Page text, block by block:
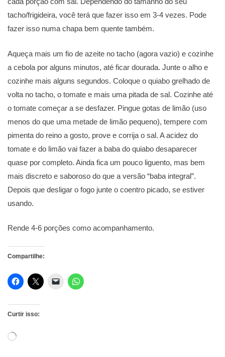
tacho/frigideira, você terá que fazer isso em 3-4 vezes. Pode
fazer isso numa chapa bem quente também.
Aqueça mais um fio de azeite no tacho (agora vazio) e cozinhe
a cebola por alguns minutos, até ficar dourada. Junte o alho e
cozinhe mais alguns segundos. Coloque o quiabo grelhado de
volta no tacho, o tomate e mais uma pitada de sal. Cozinhe até
o tomate começar a se desfazer. Pingue gotas de limão (uso
menos do que uma metade de limão pequeno), tempere com
pimenta do reino a gosto, prove e corrija o sal. A acidez do
tomate e do limão vai fazer a baba do quiabo desaparecer
quase por completo. Ainda fica um pouco liguento, mas bem
mais discreto e saboroso do que a versão “baba integral”.
Depois que desligar o fogo junte o coentro picado, se estiver
usando.
Rende 4-6 porções como acompanhamento.
Compartilhe:
Curtir isso:
Carregando...